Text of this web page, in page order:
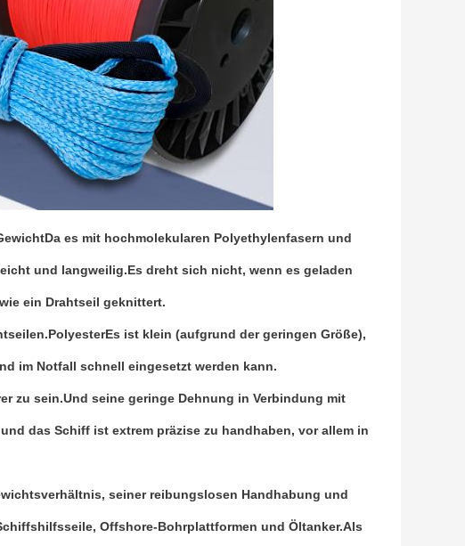
Da es mit hochmolekularen Polyethylenfasern und
und langweilig.Es dreht sich nicht, wenn es geladen
ein Drahtseil geknittert.
PolyesterEs ist klein (aufgrund der geringen Größe),
im Notfall schnell eingesetzt werden kann.
zu sein.Und seine geringe Dehnung in Verbindung mit
das Schiff ist extrem präzise zu handhaben, vor allem in
seiner reibungslosen Handhabung und
Offshore-Bohrplattformen und Öltanker.Als